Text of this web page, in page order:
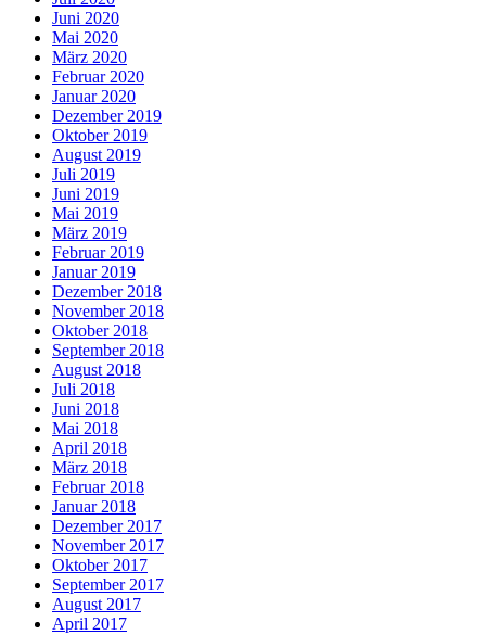
Juni 2020
Mai 2020
März 2020
Februar 2020
Januar 2020
Dezember 2019
Oktober 2019
August 2019
Juli 2019
Juni 2019
Mai 2019
März 2019
Februar 2019
Januar 2019
Dezember 2018
November 2018
Oktober 2018
September 2018
August 2018
Juli 2018
Juni 2018
Mai 2018
April 2018
März 2018
Februar 2018
Januar 2018
Dezember 2017
November 2017
Oktober 2017
September 2017
August 2017
April 2017